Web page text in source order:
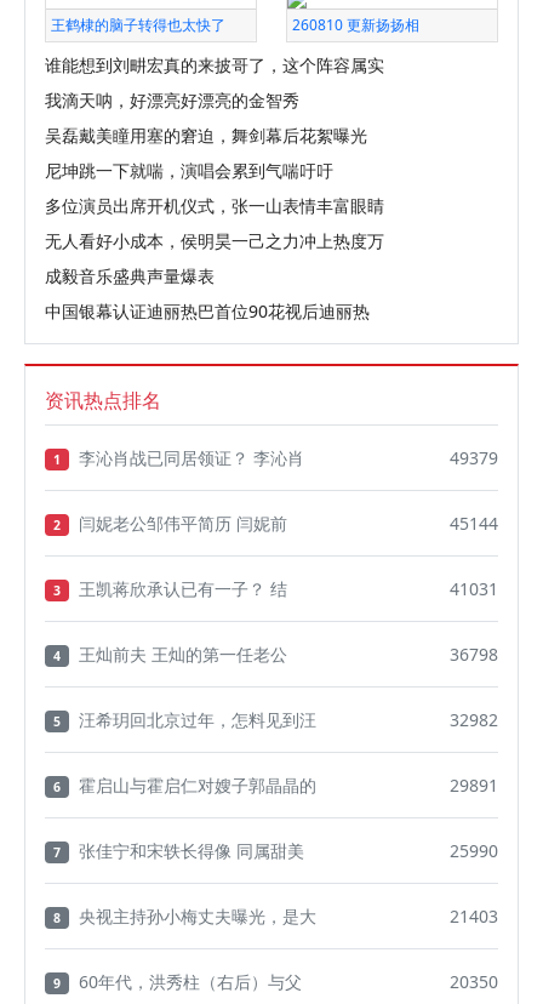
王鹤棣的脑子转得也太快了 260810 更新扬扬相
谁能想到刘畊宏真的来披哥了，这个阵容属实
我滴天呐，好漂亮好漂亮的金智秀
吴磊戴美瞳用塞的窘迫，舞剑幕后花絮曝光
尼坤跳一下就喘，演唱会累到气喘吁吁
多位演员出席开机仪式，张一山表情丰富眼睛
无人看好小成本，侯明昊一己之力冲上热度万
成毅音乐盛典声量爆表
中国银幕认证迪丽热巴首位90花视后迪丽热
资讯热点排名
1 李沁肖战已同居领证？ 李沁肖 49379
2 闫妮老公邹伟平简历 闫妮前 45144
3 王凯蒋欣承认已有一子？ 结 41031
4 王灿前夫 王灿的第一任老公 36798
5 汪希玥回北京过年，怎料见到汪 32982
6 霍启山与霍启仁对嫂子郭晶晶的 29891
7 张佳宁和宋轶长得像 同属甜美 25990
8 央视主持孙小梅丈夫曝光，是大 21403
9 60年代，洪秀柱（右后）与父 20350